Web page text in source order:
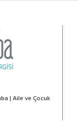
| Aile ve Çocuk